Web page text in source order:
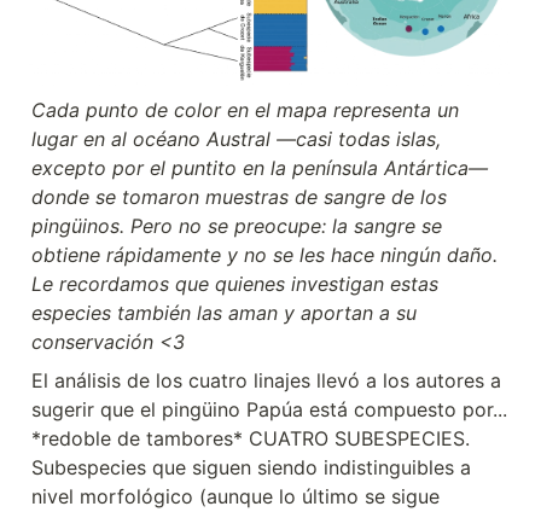
Cada punto de color en el mapa representa un
lugar en al océano Austral —casi todas islas,
excepto por el puntito en la península Antártica—
donde se tomaron muestras de sangre de los
pingüinos. Pero no se preocupe: la sangre se
obtiene rápidamente y no se les hace ningún daño.
Le recordamos que quienes investigan estas
especies también las aman y aportan a su
conservación <3
El análisis de los cuatro linajes llevó a los autores a
sugerir que el pingüino Papúa está compuesto por...
*redoble de tambores* CUATRO SUBESPECIES.
Subespecies que siguen siendo indistinguibles a
nivel morfológico (aunque lo último se sigue